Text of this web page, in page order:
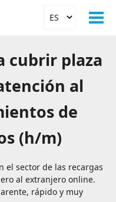
cubrir plaza
al
de
(h/m)
el sector de las recargas
al extranjero online.
rápido y muy